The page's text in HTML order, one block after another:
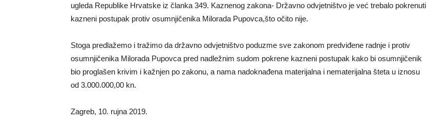
ugleda Republike Hrvatske iz članka 349. Kaznenog zakona- Državno odvjetništvo je već trebalo pokrenuti
kazneni postupak protiv osumnjičenika Milorada Pupovca,što očito nije.
Stoga predlažemo i tražimo da državno odvjetništvo poduzme sve zakonom predviđene radnje i protiv
osumnjičenika Milorada Pupovca pred nadležnim sudom pokrene kazneni postupak kako bi osumnjičenik
bio proglašen krivim i kažnjen po zakonu, a nama nadoknađena materijalna i nematerijalna šteta u iznosu
od 3.000.000,00 kn.
Zagreb, 10. rujna 2019.